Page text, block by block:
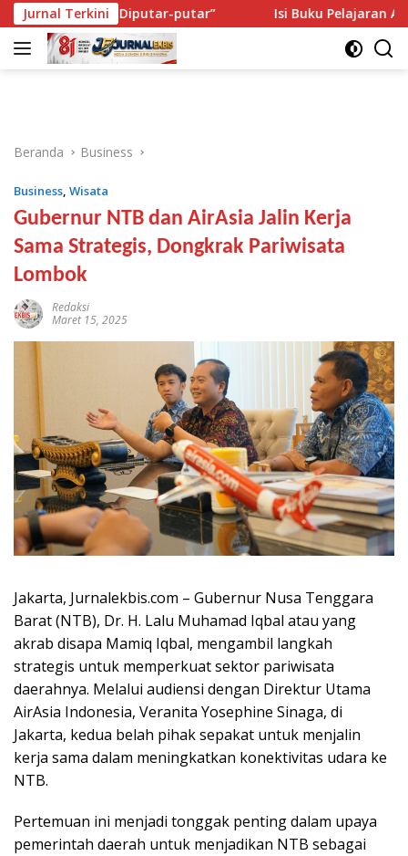
Langsung
ke
konten
Jurnal Terkini
Diputar-putar” Isi Buku Pelajaran Akan
Beranda Business
Business, Wisata
Gubernur NTB dan AirAsia Jalin Kerja
Sama Strategis, Dongkrak Pariwisata
Lombok
Redaksi
Maret 15, 2025
Jakarta, Jurnalekbis.com – Gubernur Nusa Tenggara
Barat (NTB), Dr. H. Lalu Muhamad Iqbal atau yang
akrab disapa Mamiq Iqbal, mengambil langkah
strategis untuk memperkuat sektor pariwisata
daerahnya. Melalui audiensi dengan Direktur Utama
AirAsia Indonesia, Veranita Yosephine Sinaga, di
Jakarta, kedua belah pihak sepakat untuk menjalin
kerja sama dalam meningkatkan konektivitas udara ke
NTB.
Pertemuan ini menjadi tonggak penting dalam upaya
pemerintah daerah untuk menjadikan NTB sebagai